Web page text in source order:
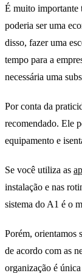
É muito importante
poderia ser uma
disso, fazer uma
tempo para a
necessária uma
Por conta da
recomendado. Ele
equipamento e
Se você utiliza as
instalação e nas
sistema do A1 é o
Porém, orientamos
de acordo com as
organização é